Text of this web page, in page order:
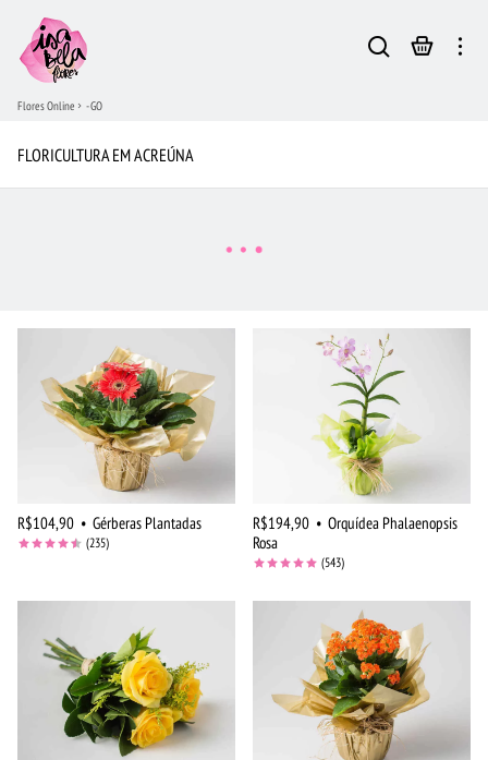
Flores Online - GO
FLORICULTURA EM ACREÚNA
R$104,90 • Gérberas Plantadas
(235)
R$194,90 • Orquídea Phalaenopsis
Rosa
(543)